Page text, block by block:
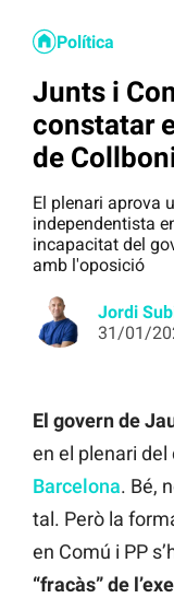
Política
Junts i
constatar
de
El plenari aprova
independentista
incapacitat del
amb l'oposició
Jordi
31/01/
El govern de
en el plenari
Barcelona. Bé,
tal. Però la
en Comú i PP
“fracàs” de